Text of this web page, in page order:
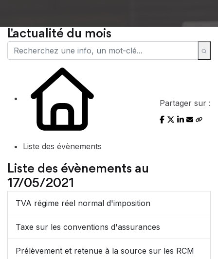
L'actualité du mois
Liste des évènements
Partager sur :
Liste des évènements au
17/05/2021
TVA régime réel normal d'imposition
Taxe sur les conventions d'assurances
Prélèvement et retenue à la source sur les RCM